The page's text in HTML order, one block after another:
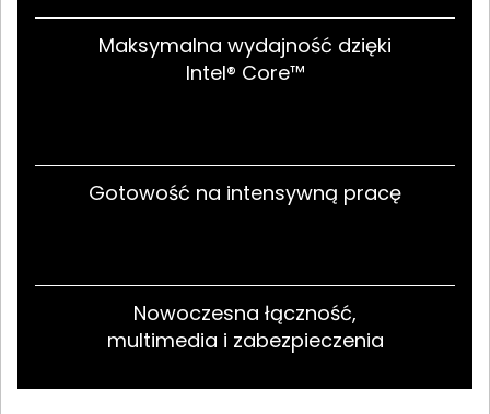
Maksymalna wydajność dzięki
Intel® Core™
Gotowość na intensywną pracę
Nowoczesna łączność,
multimedia i zabezpieczenia